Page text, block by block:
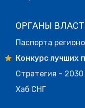
ОРГАНЫ
Паспорта
Конкурс лучших
Стратегия - 2030
Хаб СНГ